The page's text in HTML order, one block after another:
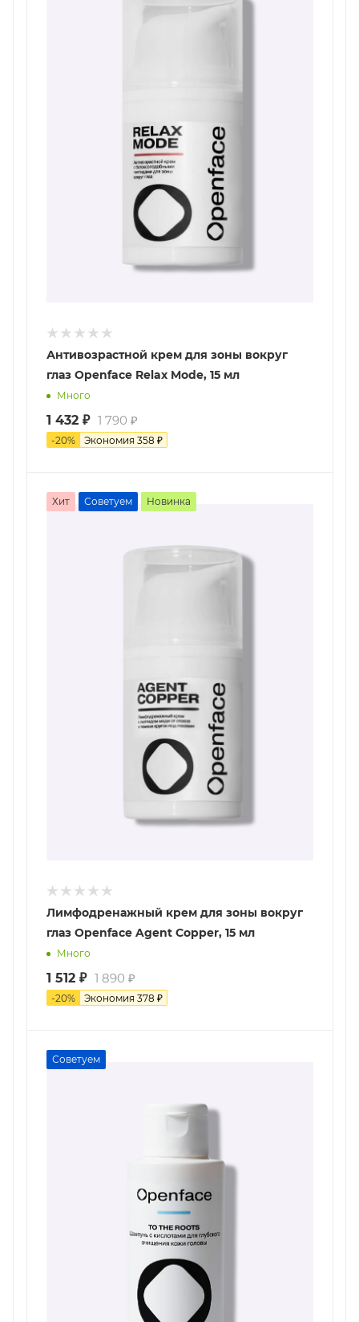
Антивозрастной крем для зоны вокруг
глаз Openface Relax Mode, 15 мл
Много
1 432 ₽ 1 790 ₽
-20% Экономия 358 ₽
Хит Советуем Новинка
Лимфодренажный крем для зоны вокруг
глаз Openface Agent Copper, 15 мл
Много
1 512 ₽ 1 890 ₽
-20% Экономия 378 ₽
Советуем